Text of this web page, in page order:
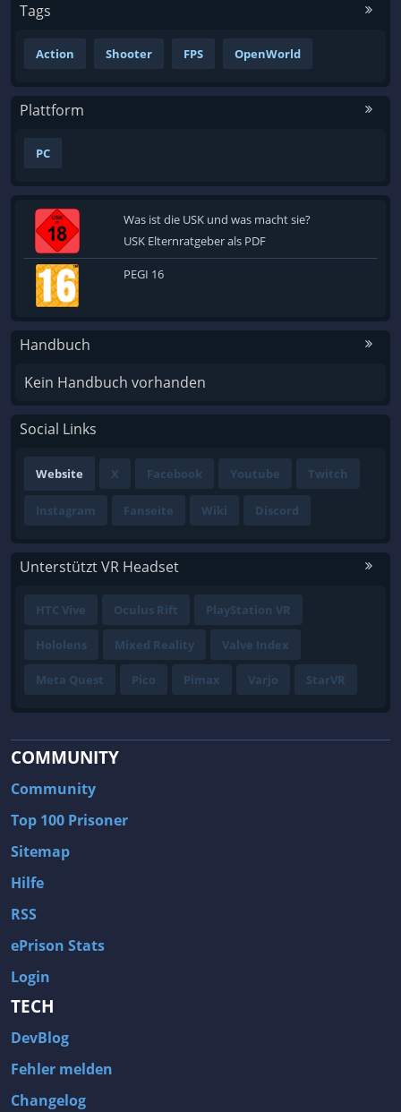
Tags
Action Shooter FPS OpenWorld
Plattform
PC
Was ist die USK und was macht sie?
USK Elternratgeber als PDF
PEGI 16
Handbuch
Kein Handbuch vorhanden
Social Links
Website X Facebook Youtube Twitch
Instagram Fanseite Wiki Discord
Unterstützt VR Headset
HTC Vive Oculus Rift PlayStation VR
Hololens Mixed Reality Valve Index
Meta Quest Pico Pimax Varjo StarVR
COMMUNITY
Community
Top 100 Prisoner
Sitemap
Hilfe
RSS
ePrison Stats
Login
TECH
DevBlog
Fehler melden
Changelog